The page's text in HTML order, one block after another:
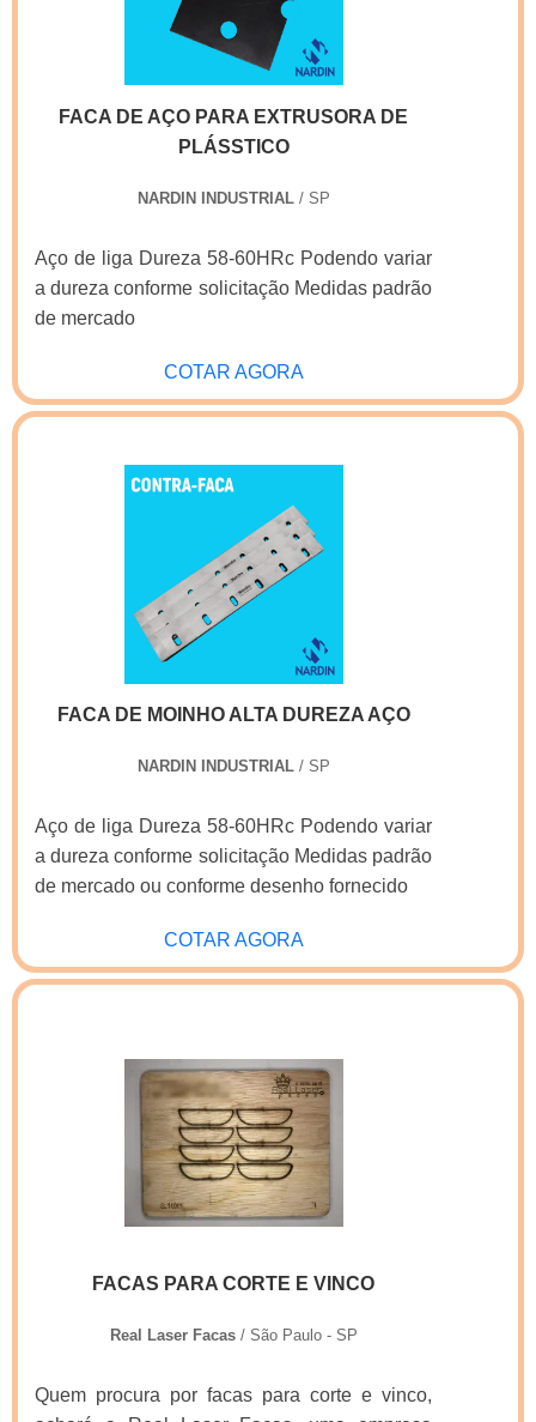
FACA DE AÇO PARA EXTRUSORA DE
PLÁSSTICO
NARDIN INDUSTRIAL/ SP
Aço de liga Dureza 58-60HRc Podendo variar
a dureza conforme solicitação Medidas padrão
de mercado
COTAR AGORA
FACA DE MOINHO ALTA DUREZA AÇO
NARDIN INDUSTRIAL/ SP
Aço de liga Dureza 58-60HRc Podendo variar
a dureza conforme solicitação Medidas padrão
de mercado ou conforme desenho fornecido
COTAR AGORA
FACAS PARA CORTE E VINCO
Real Laser Facas/ São Paulo - SP
Quem procura por facas para corte e vinco,